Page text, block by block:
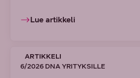
Lue artikkeli
ARTIKKELI
6/2026 DNA YRITYKSILLE